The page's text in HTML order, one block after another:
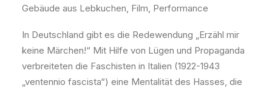
Gebäude aus Lebkuchen, Film, Performance
In Deutschland gibt es die Redewendung „Erzähl mir
keine Märchen!“ Mit Hilfe von Lügen und Propaganda
verbreiteten die Faschisten in Italien (1922-1943
„ventennio fascista“) eine Mentalität des Hasses, die